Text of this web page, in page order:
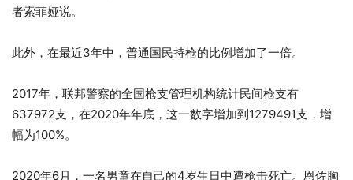
者索菲娅说。
此外，在最近3年中，普通国民持枪的比例增加了一倍。
2017年，联邦警察的全国枪支管理机构统计民间枪支有
637972支，在2020年年底，这一数字增加到1279491支，增
幅为100%。
2020年6月，一名男童在自己的4岁生日中遭枪击死亡。恩佐胸